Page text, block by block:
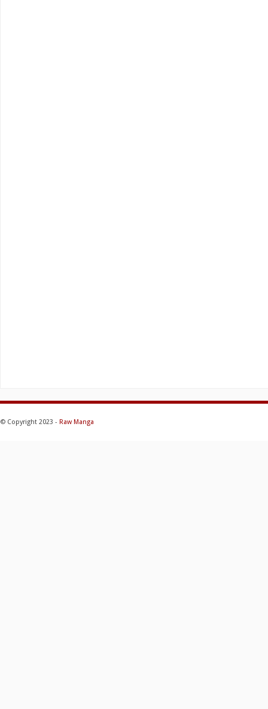
© Copyright 2023 - Raw Manga